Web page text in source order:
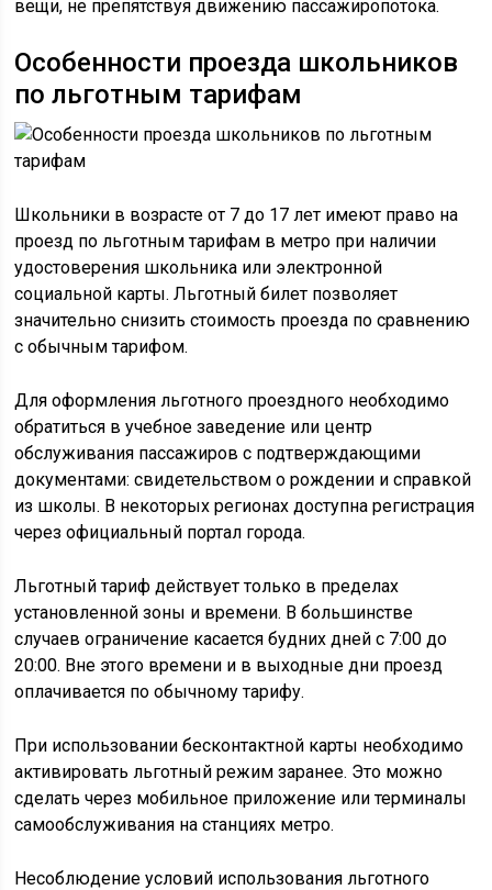
вещи, не препятствуя движению пассажиропотока.
Особенности проезда школьников
по льготным тарифам
Школьники в возрасте от 7 до 17 лет имеют право на
проезд по льготным тарифам в метро при наличии
удостоверения школьника или электронной
социальной карты. Льготный билет позволяет
значительно снизить стоимость проезда по сравнению
с обычным тарифом.
Для оформления льготного проездного необходимо
обратиться в учебное заведение или центр
обслуживания пассажиров с подтверждающими
документами: свидетельством о рождении и справкой
из школы. В некоторых регионах доступна регистрация
через официальный портал города.
Льготный тариф действует только в пределах
установленной зоны и времени. В большинстве
случаев ограничение касается будних дней с 7:00 до
20:00. Вне этого времени и в выходные дни проезд
оплачивается по обычному тарифу.
При использовании бесконтактной карты необходимо
активировать льготный режим заранее. Это можно
сделать через мобильное приложение или терминалы
самообслуживания на станциях метро.
Несоблюдение условий использования льготного